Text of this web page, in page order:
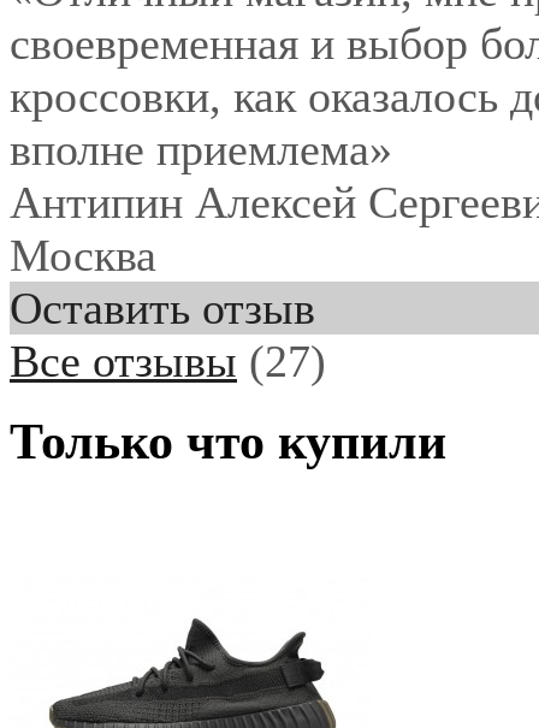
своевременная и выбор
кроссовки, как оказалось
вполне приемлема»
Антипин Алексей
Москва
Оставить отзыв
Все отзывы (27)
Только что купили